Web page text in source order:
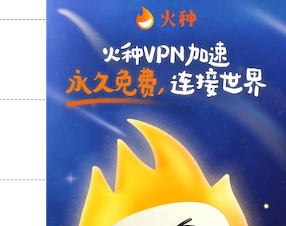
支持 [0] 反对[0]
支持[0] 反对